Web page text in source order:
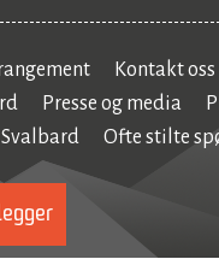
Kontakt oss
Presse og media
Ofte stilte